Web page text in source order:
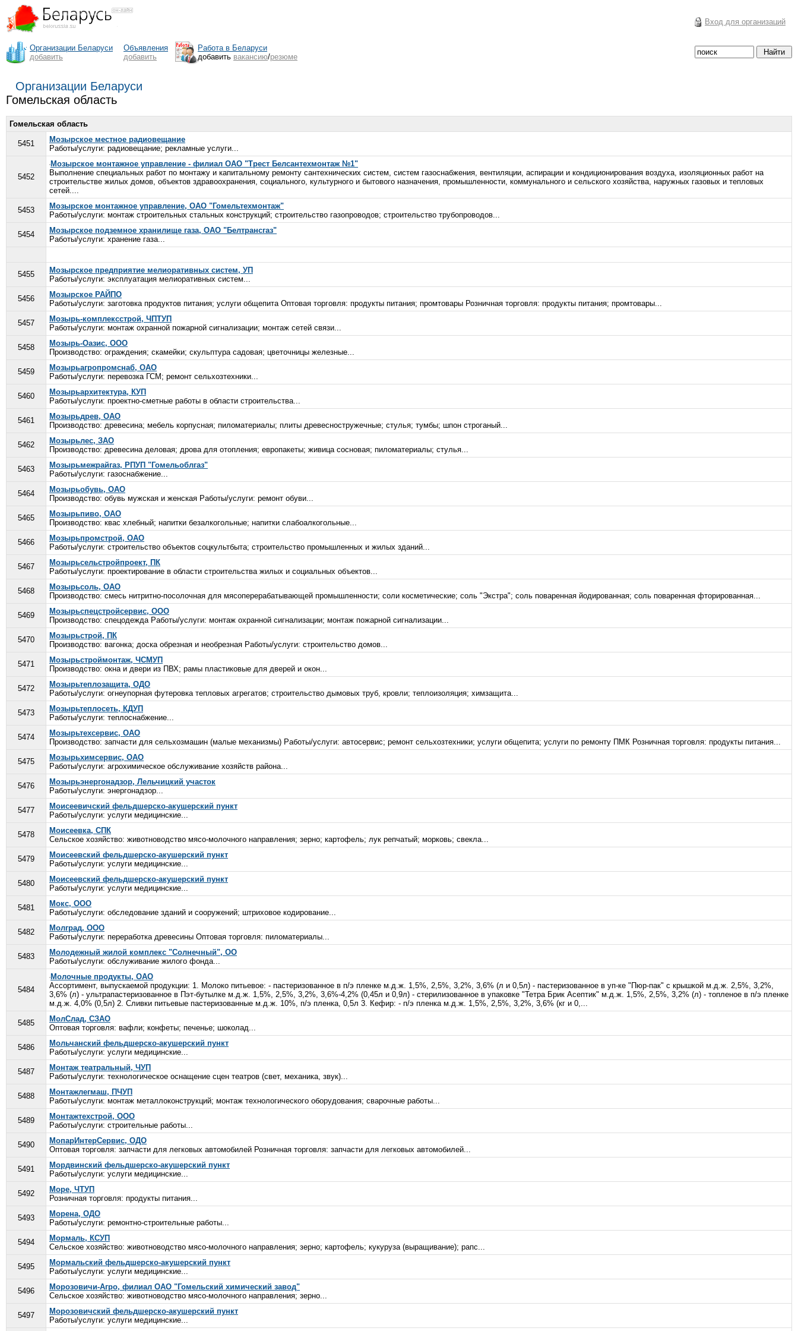
Вход для организаций
Организации Беларуси
добавить
Объявления
добавить
Работа в Беларуси
добавить вакансию/резюме
Организации Беларуси
Гомельская область
Гомельская область
5451
Мозырское местное радиовещание
Работы/услуги: радиовещание; рекламные услуги...
5452
Мозырское монтажное управление - филиал ОАО "Трест Белсантехмонтаж №1"
Выполнение специальных работ по монтажу и капитальному ремонту сантехнических систем, систем газоснабжения, вентиляции, аспирации и кондиционирования воздуха, изоляционных работ на
строительстве жилых домов, объектов здравоохранения, социального, культурного и бытового назначения, промышленности, коммунального и сельского хозяйства, наружных газовых и тепловых
сетей....
5453
Мозырское монтажное управление, ОАО "Гомельтехмонтаж"
Работы/услуги: монтаж строительных стальных конструкций; строительство газопроводов; строительство трубопроводов...
5454
Мозырское подземное хранилище газа, ОАО "Белтрансгаз"
Работы/услуги: хранение газа...
5455
Мозырское предприятие мелиоративных систем, УП
Работы/услуги: эксплуатация мелиоративных систем...
5456
Мозырское РАЙПО
Работы/услуги: заготовка продуктов питания; услуги общепита Оптовая торговля: продукты питания; промтовары Розничная торговля: продукты питания; промтовары...
5457
Мозырь-комплексстрой, ЧПТУП
Работы/услуги: монтаж охранной пожарной сигнализации; монтаж сетей связи...
5458
Мозырь-Оазис, ООО
Производство: ограждения; скамейки; скульптура садовая; цветочницы железные...
5459
Мозырьагропромснаб, ОАО
Работы/услуги: перевозка ГСМ; ремонт сельхозтехники...
5460
Мозырьархитектура, КУП
Работы/услуги: проектно-сметные работы в области строительства...
5461
Мозырьдрев, ОАО
Производство: древесина; мебель корпусная; пиломатериалы; плиты древесностружечные; стулья; тумбы; шпон строганый...
5462
Мозырьлес, ЗАО
Производство: древесина деловая; дрова для отопления; европакеты; живица сосновая; пиломатериалы; стулья...
5463
Мозырьмежрайгаз, РПУП "Гомельоблгаз"
Работы/услуги: газоснабжение...
5464
Мозырьобувь, ОАО
Производство: обувь мужская и женская Работы/услуги: ремонт обуви...
5465
Мозырьпиво, ОАО
Производство: квас хлебный; напитки безалкогольные; напитки слабоалкогольные...
5466
Мозырьпромстрой, ОАО
Работы/услуги: строительство объектов соцкультбыта; строительство промышленных и жилых зданий...
5467
Мозырьсельстройпроект, ПК
Работы/услуги: проектирование в области строительства жилых и социальных объектов...
5468
Мозырьсоль, ОАО
Производство: смесь нитритно-посолочная для мясоперерабатывающей промышленности; соли косметические; соль "Экстра"; соль поваренная йодированная; соль поваренная фторированная...
5469
Мозырьспецстройсервис, ООО
Производство: спецодежда Работы/услуги: монтаж охранной сигнализации; монтаж пожарной сигнализации...
5470
Мозырьстрой, ПК
Производство: вагонка; доска обрезная и необрезная Работы/услуги: строительство домов...
5471
Мозырьстроймонтаж, ЧСМУП
Производство: окна и двери из ПВХ; рамы пластиковые для дверей и окон...
5472
Мозырьтеплозащита, ОДО
Работы/услуги: огнеупорная футеровка тепловых агрегатов; строительство дымовых труб, кровли; теплоизоляция; химзащита...
5473
Мозырьтеплосеть, КДУП
Работы/услуги: теплоснабжение...
5474
Мозырьтехсервис, ОАО
Производство: запчасти для сельхозмашин (малые механизмы) Работы/услуги: автосервис; ремонт сельхозтехники; услуги общепита; услуги по ремонту ПМК Розничная торговля: продукты питания...
5475
Мозырьхимсервис, ОАО
Работы/услуги: агрохимическое обслуживание хозяйств района...
5476
Мозырьэнергонадзор, Лельчицкий участок
Работы/услуги: энергонадзор...
5477
Моисеевичский фельдшерско-акушерский пункт
Работы/услуги: услуги медицинские...
5478
Моисеевка, СПК
Сельское хозяйство: животноводство мясо-молочного направления; зерно; картофель; лук репчатый; морковь; свекла...
5479
Моисеевский фельдшерско-акушерский пункт
Работы/услуги: услуги медицинские...
5480
Моисеевский фельдшерско-акушерский пункт
Работы/услуги: услуги медицинские...
5481
Мокс, ООО
Работы/услуги: обследование зданий и сооружений; штриховое кодирование...
5482
Молград, ООО
Работы/услуги: переработка древесины Оптовая торговля: пиломатериалы...
5483
Молодежный жилой комплекс "Солнечный", ОО
Работы/услуги: обслуживание жилого фонда...
5484
Молочные продукты, ОАО
Ассортимент, выпускаемой продукции: 1. Молоко питьевое: - пастеризованное в п/э пленке м.д.ж. 1,5%, 2,5%, 3,2%, 3,6% (л и 0,5л) - пастеризованное в уп-ке "Пюр-пак" с крышкой м.д.ж. 2,5%, 3,2%,
3,6% (л) - ультрапастеризованное в Пэт-бутылке м.д.ж. 1,5%, 2,5%, 3,2%, 3,6%-4,2% (0,45л и 0,9л) - стерилизованное в упаковке "Тетра Брик Асептик" м.д.ж. 1,5%, 2,5%, 3,2% (л) - топленое в п/э пленке
м.д.ж. 4,0% (0,5л) 2. Сливки питьевые пастеризованные м.д.ж. 10%, п/э пленка, 0,5л 3. Кефир: - п/э пленка м.д.ж. 1,5%, 2,5%, 3,2%, 3,6% (кг и 0,...
5485
МолСлад, СЗАО
Оптовая торговля: вафли; конфеты; печенье; шоколад...
5486
Мольчанский фельдшерско-акушерский пункт
Работы/услуги: услуги медицинские...
5487
Монтаж театральный, ЧУП
Работы/услуги: технологическое оснащение сцен театров (свет, механика, звук)...
5488
Монтажлегмаш, ПЧУП
Работы/услуги: монтаж металлоконструкций; монтаж технологического оборудования; сварочные работы...
5489
Монтажтехстрой, ООО
Работы/услуги: строительные работы...
5490
МопарИнтерСервис, ОДО
Оптовая торговля: запчасти для легковых автомобилей Розничная торговля: запчасти для легковых автомобилей...
5491
Мордвинский фельдшерско-акушерский пункт
Работы/услуги: услуги медицинские...
5492
Море, ЧТУП
Розничная торговля: продукты питания...
5493
Морена, ОДО
Работы/услуги: ремонтно-строительные работы...
5494
Мормаль, КСУП
Сельское хозяйство: животноводство мясо-молочного направления; зерно; картофель; кукуруза (выращивание); рапс...
5495
Мормальский фельдшерско-акушерский пункт
Работы/услуги: услуги медицинские...
5496
Морозовичи-Агро, филиал ОАО "Гомельский химический завод"
Сельское хозяйство: животноводство мясо-молочного направления; зерно...
5497
Морозовичский фельдшерско-акушерский пункт
Работы/услуги: услуги медицинские...